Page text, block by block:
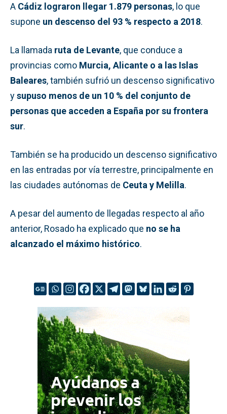
A Cádiz lograron llegar 1.879 personas, lo que
supone un descenso del 93 % respecto a 2018.
La llamada ruta de Levante, que conduce a
provincias como Murcia, Alicante o a las Islas
Baleares, también sufrió un descenso significativo
ysupuso menos de un 10 % del conjunto de
personas que acceden a España por su frontera
sur.
También se ha producido un descenso significativo
en las entradas por vía terrestre, principalmente en
las ciudades autónomas de Ceuta y Melilla.
A pesar del aumento de llegadas respecto al año
anterior, Rosado ha explicado que no se ha
alcanzado el máximo histórico.